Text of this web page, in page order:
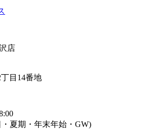
店
目14番地
夏期・年末年始・GW)